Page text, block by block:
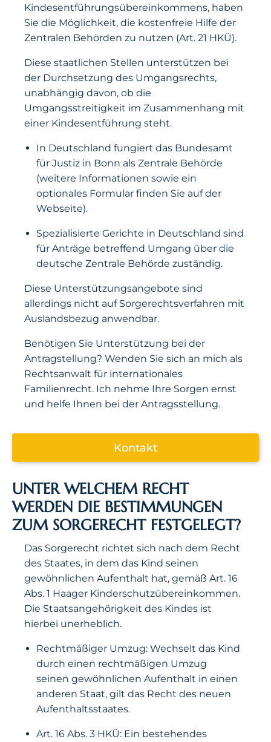
Kindesentführungsübereinkommens, haben
Sie die Möglichkeit, die kostenfreie Hilfe der
Zentralen Behörden zu nutzen (Art. 21 HKÜ).
Diese staatlichen Stellen unterstützen bei
der Durchsetzung des Umgangsrechts,
unabhängig davon, ob die
Umgangsstreitigkeit im Zusammenhang mit
einer Kindesentführung steht.
In Deutschland fungiert das Bundesamt
für Justiz in Bonn als Zentrale Behörde
(weitere Informationen sowie ein
optionales Formular finden Sie auf der
Webseite).
Spezialisierte Gerichte in Deutschland sind
für Anträge betreffend Umgang über die
deutsche Zentrale Behörde zuständig.
Diese Unterstützungsangebote sind
allerdings nicht auf Sorgerechtsverfahren mit
Auslandsbezug anwendbar.
Benötigen Sie Unterstützung bei der
Antragstellung? Wenden Sie sich an mich als
Rechtsanwalt für internationales
Familienrecht. Ich nehme Ihre Sorgen ernst
und helfe Ihnen bei der Antragsstellung.
Kontakt
UNTER WELCHEM RECHT
WERDEN DIE BESTIMMUNGEN
ZUM SORGERECHT FESTGELEGT?
Das Sorgerecht richtet sich nach dem Recht
des Staates, in dem das Kind seinen
gewöhnlichen Aufenthalt hat, gemäß Art. 16
Abs. 1 Haager Kinderschutzübereinkommen.
Die Staatsangehörigkeit des Kindes ist
hierbei unerheblich.
Rechtmäßiger Umzug: Wechselt das Kind
durch einen rechtmäßigen Umzug
seinen gewöhnlichen Aufenthalt in einen
anderen Staat, gilt das Recht des neuen
Aufenthaltsstaates.
Art. 16 Abs. 3 HKÜ: Ein bestehendes